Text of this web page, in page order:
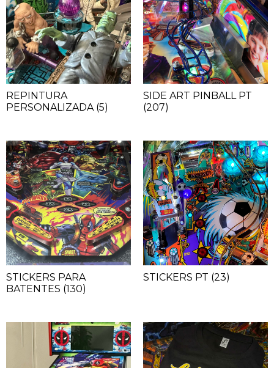
REPINTURA
PERSONALIZADA (5)
SIDE ART PINBALL PT
(207)
STICKERS PARA
BATENTES (130)
STICKERS PT (23)